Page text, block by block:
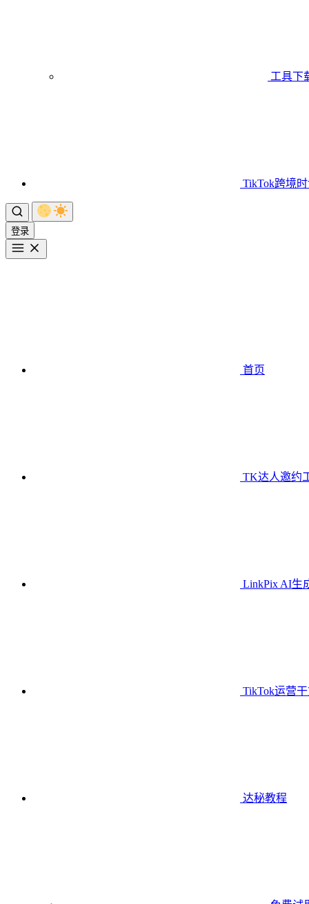
工具下
TikTok跨境
登录
首页
TK达人邀约
LinkPix AI生
TikTok运营
达秘教程